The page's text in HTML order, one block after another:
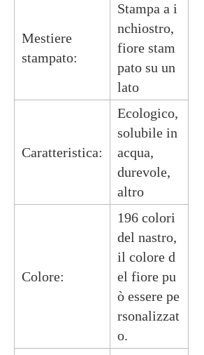
Mestiere
stampato:
Stampa a i
nchiostro,
fiore stam
pato su un
lato
Caratteristica:
Ecologico,
solubile in
acqua,
durevole,
altro
Colore:
196 colori
del nastro,
il colore d
el fiore pu
ò essere pe
rsonalizzat
o.